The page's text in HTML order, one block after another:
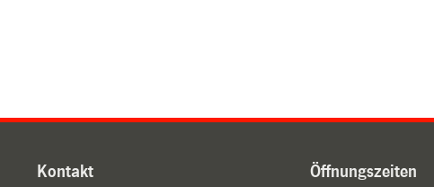
Kontakt Öffnungszeiten